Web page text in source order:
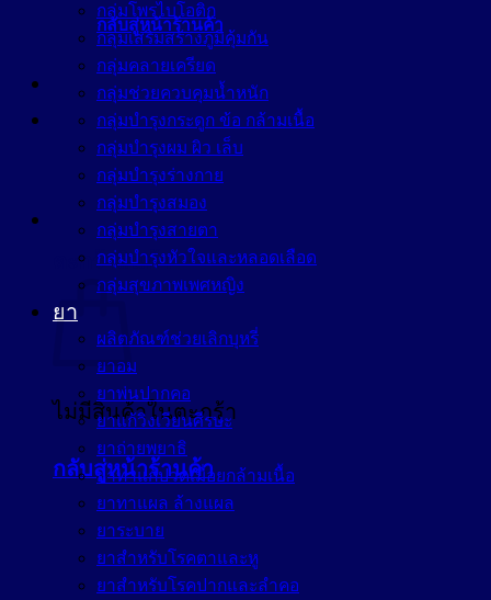
กลับสู่หน้าร้านค้า
ตะกร้าสินค้า
ไม่มีสินค้าในตะกร้า
กลับสู่หน้าร้านค้า
กลุ่มโพรไบโอติก
กลุ่มเสริมสร้างภูมิคุ้มกัน
กลุ่มคลายเครียด
กลุ่มช่วยควบคุมน้ำหนัก
กลุ่มบำรุงกระดูก ข้อ กล้ามเนื้อ
กลุ่มบำรุงผม ผิว เล็บ
กลุ่มบำรุงร่างกาย
กลุ่มบำรุงสมอง
กลุ่มบำรุงสายตา
กลุ่มบำรุงหัวใจและหลอดเลือด
กลุ่มสุขภาพเพศหญิง
ยา
ผลิตภัณฑ์ช่วยเลิกบุหรี่
ยาอม
ยาพ่นปากคอ
ยาแก้วิงเวียนศีรษะ
ยาถ่ายพยาธิ
ยาทาแก้ปวดเมื่อยกล้ามเนื้อ
ยาทาแผล ล้างแผล
ยาระบาย
ยาสำหรับโรคตาและหู
ยาสำหรับโรคปากและลำคอ